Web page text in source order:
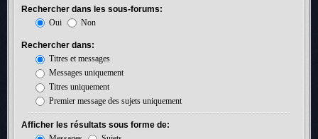
Rechercher dans les sous-forums:
Oui
Non
Rechercher dans:
Titres et messages
Messages uniquement
Titres uniquement
Premier message des sujets uniquement
Afficher les résultats sous forme de: